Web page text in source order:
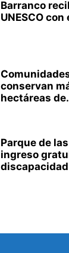
Barranco
UNESCO
conservan
hectáreas
Parque de
ingreso